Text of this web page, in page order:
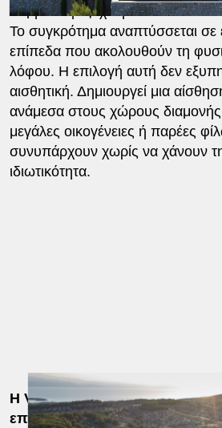
συμβατική εξοχική κατοικία.
Το συγκρότημα αναπτύσσεται σε
επίπεδα που ακολουθούν τη
λόφου. Η επιλογή αυτή δεν
αισθητική. Δημιουργεί μια
ανάμεσα στους χώρους
μεγάλες οικογένειες ή παρέες
συνυπάρχουν χωρίς να χάνουν
ιδιωτικότητα.
Η Villa 20 μπορεί να
επισκέπτες. Η διαμονή